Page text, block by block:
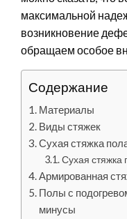
максимальной
возникновение
обращаем особое
Содержание
Материалы
Виды стяжек
Сухая стяжка
Сухая
Армированная
Полы с
минусы